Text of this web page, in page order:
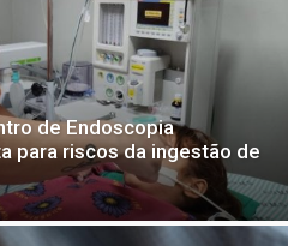
de Endoscopia
para riscos da ingestão de